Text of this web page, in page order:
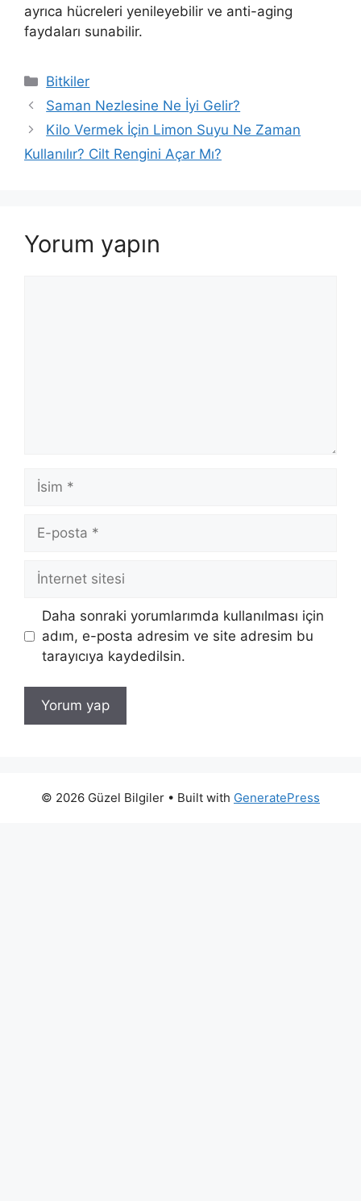
ayrıca hücreleri yenileyebilir ve anti-aging
faydaları sunabilir.
Kategoriler
Bitkiler
Saman Nezlesine Ne İyi Gelir?
Kilo Vermek İçin Limon Suyu Ne Zaman
Kullanılır? Cilt Rengini Açar Mı?
Yorum yapın
İsim
posta
İnternet
sitesi
Daha sonraki yorumlarımda kullanılması için
adım, e-posta adresim ve site adresim bu
tarayıcıya kaydedilsin.
© 2026 Güzel Bilgiler • Built with GeneratePress